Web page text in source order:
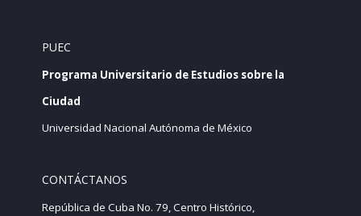
PUEC
Programa Universitario de Estudios sobre la
Ciudad
Universidad Nacional Autónoma de México
CONTÁCTANOS
República de Cuba No. 79, Centro Histórico,